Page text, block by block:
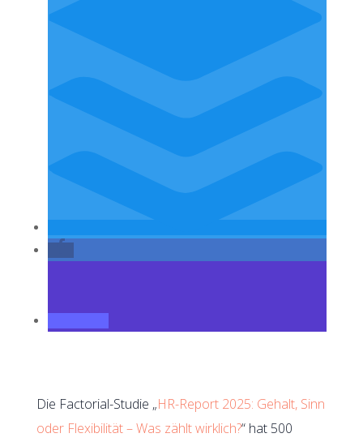
Die Factorial-Studie „HR-Report 2025: Gehalt, Sinn
oder Flexibilität – Was zählt wirklich?“ hat 500